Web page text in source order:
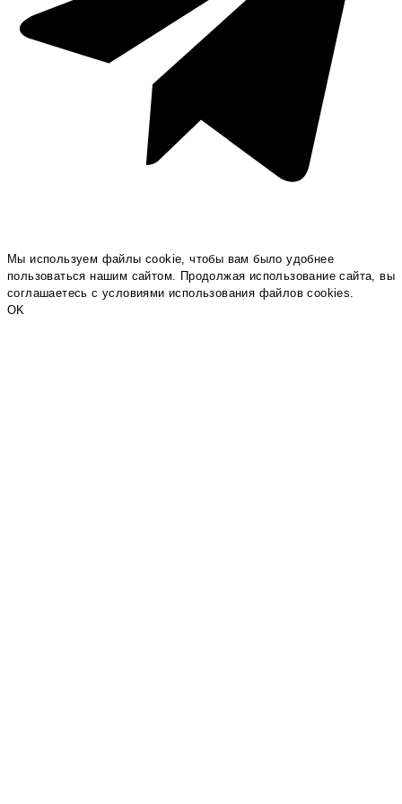
Мы используем файлы cookie, чтобы вам было удобнее
пользоваться нашим сайтом. Продолжая использование сайта, вы
соглашаетесь c условиями использования файлов cookies.
OK